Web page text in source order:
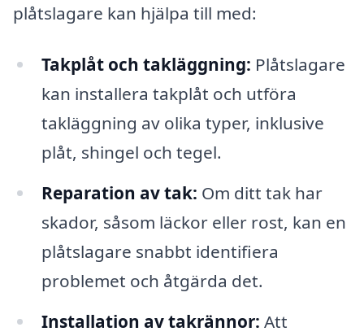
plåtslagare kan hjälpa till med:
Takplåt och takläggning: Plåtslagare
kan installera takplåt och utföra
takläggning av olika typer, inklusive
plåt, shingel och tegel.
Reparation av tak: Om ditt tak har
skador, såsom läckor eller rost, kan en
plåtslagare snabbt identifiera
problemet och åtgärda det.
Installation av takrännor: Att